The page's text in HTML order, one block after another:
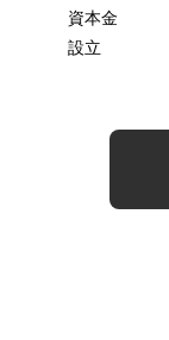
資本金
設立